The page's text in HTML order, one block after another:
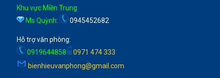
Khu vực Miền Trung
Ms Quỳnh: 0945452682
Hỗ trợ văn phòng:
0919644858
0971 474 333
bienhieuvanphong@gmail.com